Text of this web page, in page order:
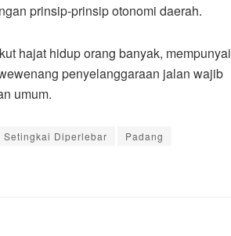
prinsip-prinsip otonomi daerah.
hajat hidup orang banyak, mempunyai
penyelanggaraan jalan wajib
umum.
Setingkai Diperlebar
Padang